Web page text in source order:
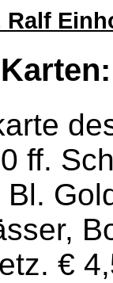
ff.
Bl.
€